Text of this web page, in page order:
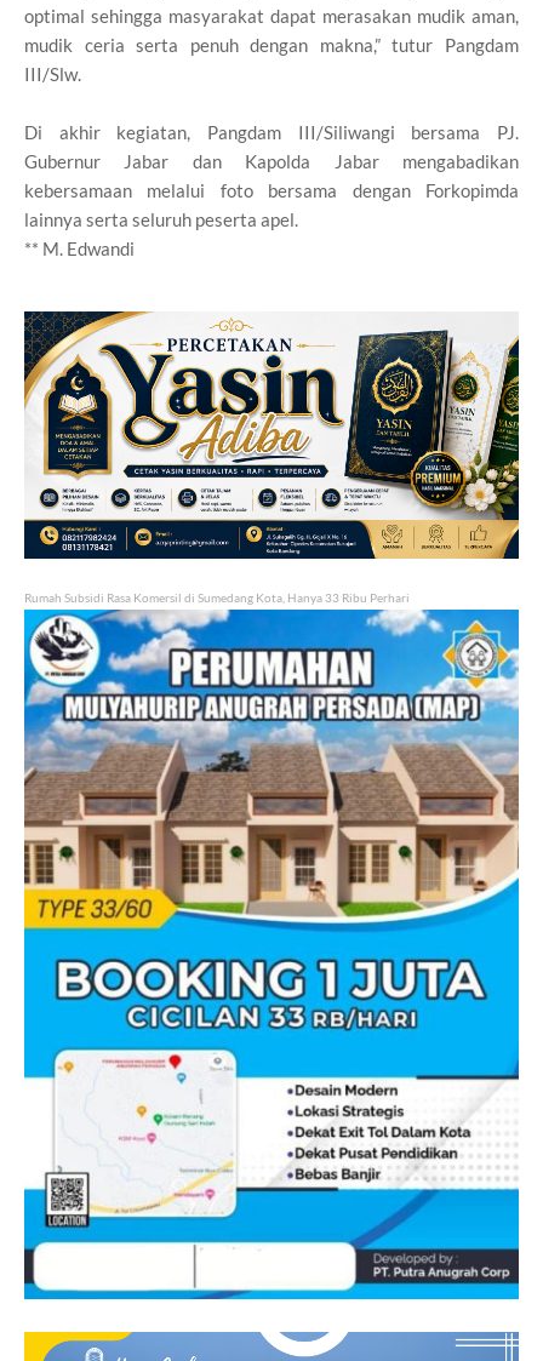
optimal sehingga masyarakat dapat merasakan mudik aman,
mudik ceria serta penuh dengan makna,” tutur Pangdam
III/Slw.
Di akhir kegiatan, Pangdam III/Siliwangi bersama PJ.
Gubernur Jabar dan Kapolda Jabar mengabadikan
kebersamaan melalui foto bersama dengan Forkopimda
lainnya serta seluruh peserta apel.
** M. Edwandi
Rumah Subsidi Rasa Komersil di Sumedang Kota, Hanya 33 Ribu Perhari